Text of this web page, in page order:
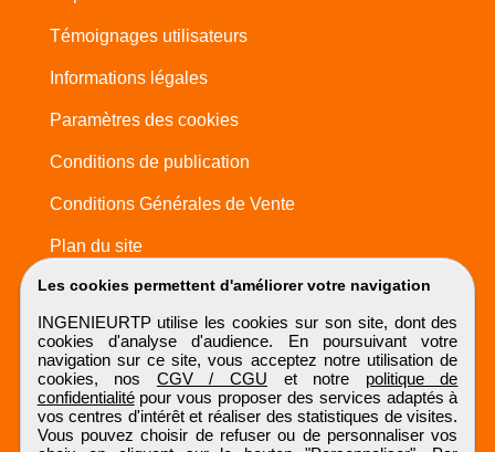
Les cookies permettent d'améliorer votre navigation
INGENIEURTP utilise les cookies sur son site, dont des
cookies d'analyse d'audience. En poursuivant votre
navigation sur ce site, vous acceptez notre utilisation de
cookies, nos CGV / CGU et notre politique de
confidentialitépour vous proposer des services adaptés à
vos centres d'intérêt et réaliser des statistiques de visites.
Vous pouvez choisir de refuser ou de personnaliser vos
Témoignages utilisateurs
Informations légales
Paramètres des cookies
Conditions de publication
Conditions Générales de Vente
Plan du site